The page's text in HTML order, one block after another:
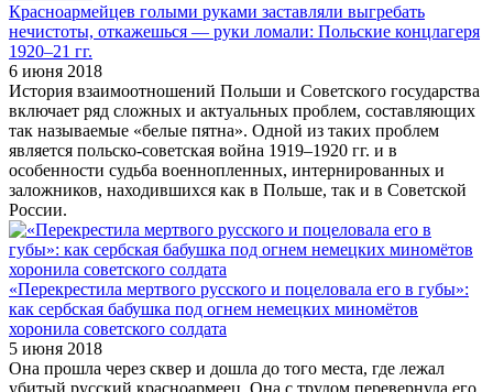
Красноармейцев голыми руками заставляли выгребать
нечистоты, откажешься — руки ломали: Польские концлагеря
1920–21 гг.
6 июня 2018
История взаимоотношений Польши и Советского государства
включает ряд сложных и актуальных проблем, составляющих
так называемые «белые пятна». Одной из таких проблем
является польско-советская война 1919–1920 гг. и в
особенности судьба военнопленных, интернированных и
заложников, находившихся как в Польше, так и в Советской
России.
«Перекрестила мертвого русского и поцеловала его в губы»:
как сербская бабушка под огнем немецких миномётов
хоронила советского солдата
5 июня 2018
Она прошла через сквер и дошла до того места, где лежал
убитый русский красноармеец. Она с трудом перевернула его